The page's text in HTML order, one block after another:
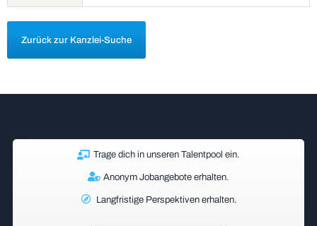
Zurück zur Kanzlei-Suche
Trage dich in unseren Talentpool ein.
Anonym Jobangebote erhalten.
Langfristige Perspektiven erhalten.